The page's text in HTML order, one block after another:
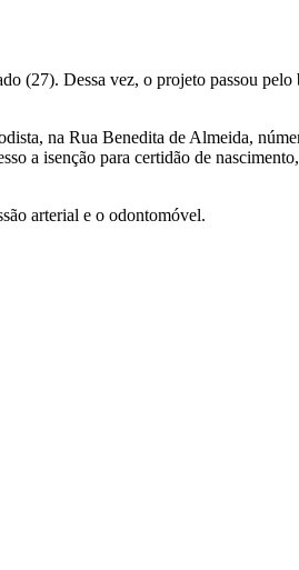
(27). Dessa vez, o projeto passou
na Rua Benedita de Almeida,
a isenção para certidão de
arterial e o odontomóvel.